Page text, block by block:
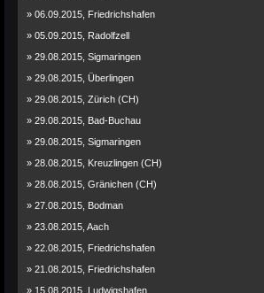
» 06.09.2015, Friedrichshafen
» 05.09.2015, Radolfzell
» 29.08.2015, Sigmaringen
» 29.08.2015, Überlingen
» 29.08.2015, Zürich (CH)
» 29.08.2015, Bad-Buchau
» 29.08.2015, Sigmaringen
» 28.08.2015, Kreuzlingen (CH)
» 28.08.2015, Gränichen (CH)
» 27.08.2015, Bodman
» 23.08.2015, Aach
» 22.08.2015, Friedrichshafen
» 21.08.2015, Friedrichshafen
» 15.08.2015, Ludwigshafen